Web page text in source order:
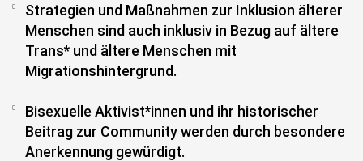
Strategien und Maßnahmen zur Inklusion älterer
Menschen sind auch inklusiv in Bezug auf ältere
Trans* und ältere Menschen mit
Migrationshintergrund.
Bisexuelle Aktivist*innen und ihr historischer
Beitrag zur Community werden durch besondere
Anerkennung gewürdigt.